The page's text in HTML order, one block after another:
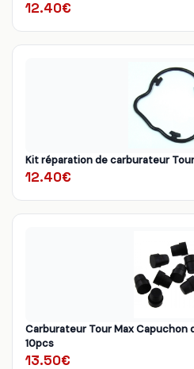
12.40€
Kit réparation de carburateur
12.40€
Carburateur Tour Max
10pcs
13.50€